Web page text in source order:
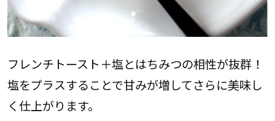
フレンチトースト＋塩とはちみつの相性が抜群！
塩をプラスすることで甘みが増してさらに美味し
く仕上がります。